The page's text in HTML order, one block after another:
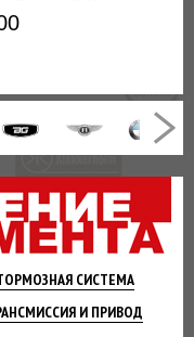
СИСТЕМА
И ПРИВОД